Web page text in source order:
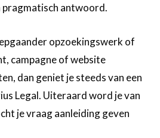
pragmatisch antwoord.
opzoekingswerk of
campagne of website
dan geniet je steeds van een
Legal. Uiteraard word je van
je vraag aanleiding geven